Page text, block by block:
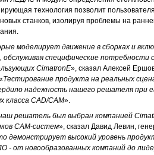
технология позволит
станков, изолируя проблемы на
моделирует движение в сборках и
обслуживая специфические потребности
CimatronE», сказал Алексей
Тестирование продукта на реальных
надежность нашего решателя при
класса CAD/CAM».
решатель был выбран компанией
CAM-систем», сказал Давид Левин,
демонстрирует высокий уровень
- от новообразованных компаний до